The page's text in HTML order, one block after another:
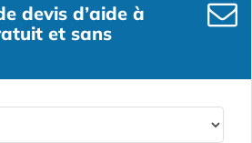
devis d’aide à
et sans